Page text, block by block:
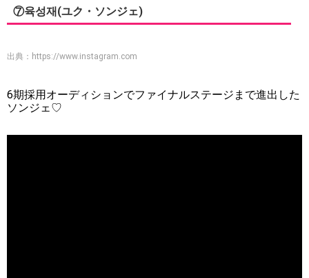
⑦육성재(ユク・ソンジェ)
出典： https://www.instagram.com
6期採用オーディションでファイナルステージまで進出した
ソンジェ♡